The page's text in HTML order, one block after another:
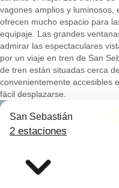
vagones amplios y luminosos,
ofrecen mucho espacio para
equipaje. Las grandes
admirar las espectaculares
por un viaje en tren de San
de tren están situadas cerca
convenientemente accesibles
fácil desplazarse.
San Sebastián
2 estaciones